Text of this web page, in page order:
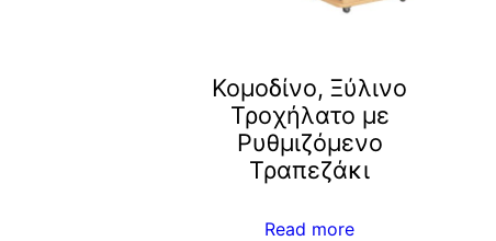
Κομοδίνο, Ξύλινο
Τροχήλατο με
Ρυθμιζόμενο
Τραπεζάκι
Read more